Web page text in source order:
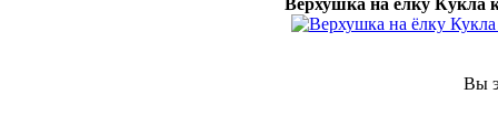
Вы